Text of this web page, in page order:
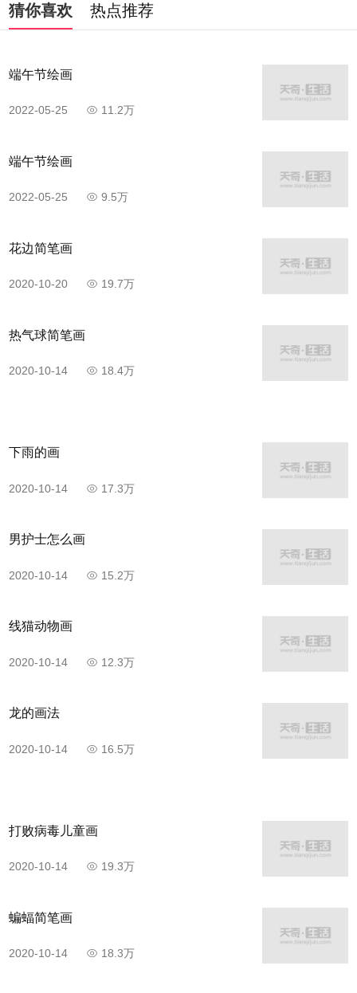
猜你喜欢 热点推荐
端午节绘画
2022-05-25 11.2万
端午节绘画
2022-05-25 9.5万
花边简笔画
2020-10-20 19.7万
热气球简笔画
2020-10-14 18.4万
下雨的画
2020-10-14 17.3万
男护士怎么画
2020-10-14 15.2万
线猫动物画
2020-10-14 12.3万
龙的画法
2020-10-14 16.5万
打败病毒儿童画
2020-10-14 19.3万
蝙蝠简笔画
2020-10-14 18.3万